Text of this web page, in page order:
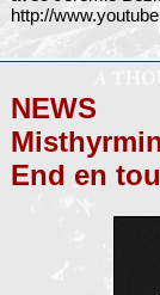
http://
NEWS
End en